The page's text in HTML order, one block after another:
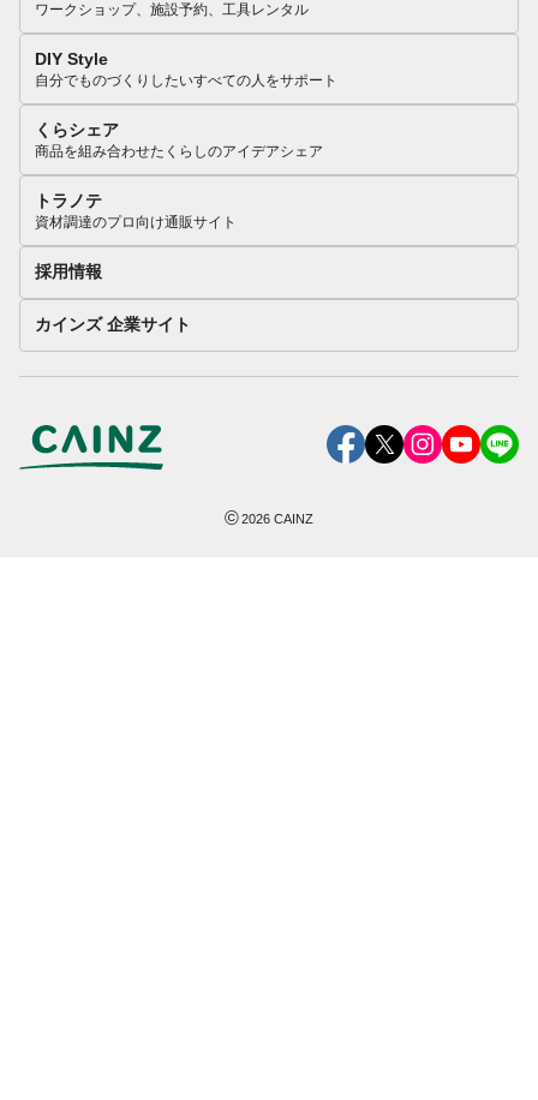
ワークショップ、施設予約、工具レンタル
DIY Style
自分でものづくりしたいすべての人をサポート
くらシェア
商品を組み合わせたくらしのアイデアシェア
トラノテ
資材調達のプロ向け通販サイト
採用情報
カインズ 企業サイト
©2026 CAINZ